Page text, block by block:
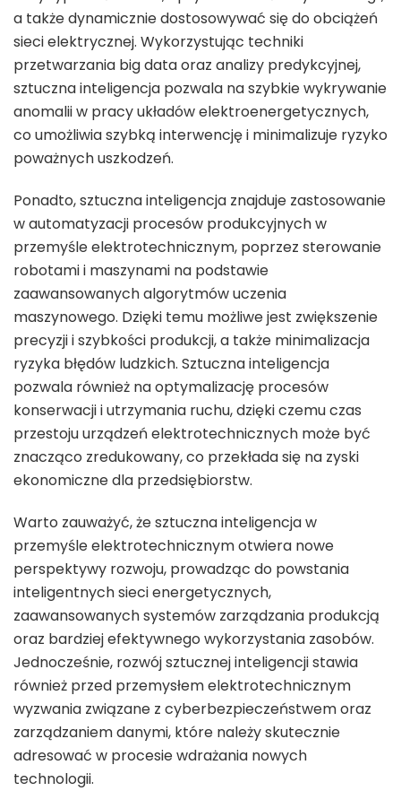
a także dynamicznie dostosowywać się do obciążeń
sieci elektrycznej. Wykorzystując techniki
przetwarzania big data oraz analizy predykcyjnej,
sztuczna inteligencja pozwala na szybkie wykrywanie
anomalii w pracy układów elektroenergetycznych,
co umożliwia szybką interwencję i minimalizuje ryzyko
poważnych uszkodzeń.
Ponadto, sztuczna inteligencja znajduje zastosowanie
w automatyzacji procesów produkcyjnych w
przemyśle elektrotechnicznym, poprzez sterowanie
robotami i maszynami na podstawie
zaawansowanych algorytmów uczenia
maszynowego. Dzięki temu możliwe jest zwiększenie
precyzji i szybkości produkcji, a także minimalizacja
ryzyka błędów ludzkich. Sztuczna inteligencja
pozwala również na optymalizację procesów
konserwacji i utrzymania ruchu, dzięki czemu czas
przestoju urządzeń elektrotechnicznych może być
znacząco zredukowany, co przekłada się na zyski
ekonomiczne dla przedsiębiorstw.
Warto zauważyć, że sztuczna inteligencja w
przemyśle elektrotechnicznym otwiera nowe
perspektywy rozwoju, prowadząc do powstania
inteligentnych sieci energetycznych,
zaawansowanych systemów zarządzania produkcją
oraz bardziej efektywnego wykorzystania zasobów.
Jednocześnie, rozwój sztucznej inteligencji stawia
również przed przemysłem elektrotechnicznym
wyzwania związane z cyberbezpieczeństwem oraz
zarządzaniem danymi, które należy skutecznie
adresować w procesie wdrażania nowych
technologii.